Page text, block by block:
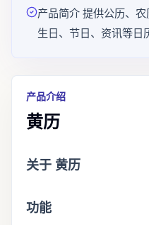
产品简介 提供公历、农
生日、节日、资讯等日
产品介绍
黄历
关于 黄历
功能